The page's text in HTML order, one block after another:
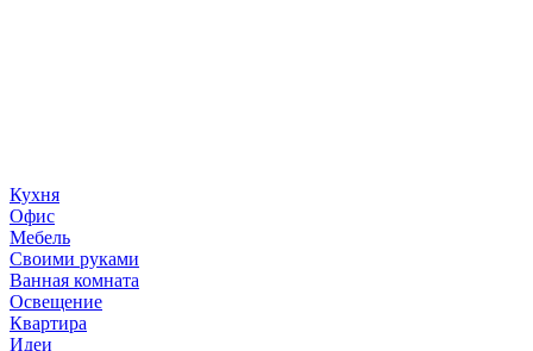
Кухня
Офис
Мебель
Своими руками
Ванная комната
Освещение
Квартира
Идеи